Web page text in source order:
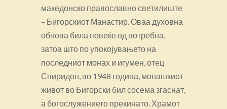
македонско православно светилиште
– Бигорскиот Манастир. Оваа духовна
обнова била повеќе од потребна,
затоа што по упокојувањето на
последниот монах и игумен, отец
Спиридон, во 1948 година, монашкиот
живот во Бигорски бил сосема згаснат,
а богослужението прекинато. Храмот